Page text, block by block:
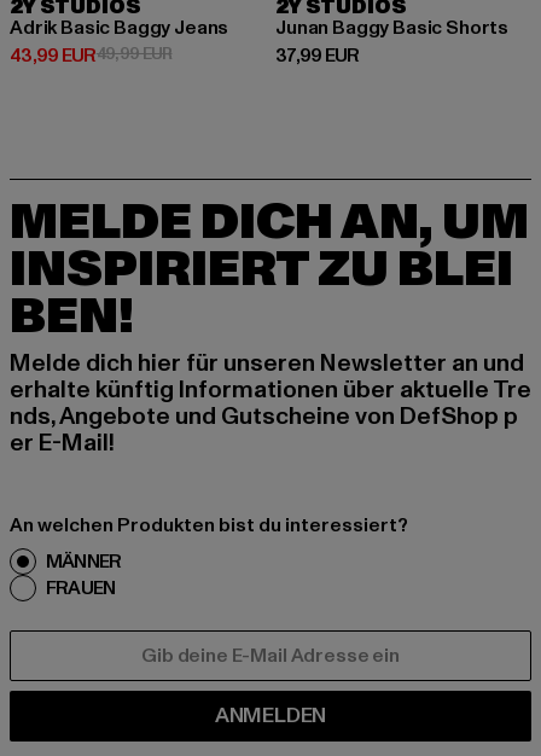
2Y STUDIOS
Adrik Basic Baggy Jeans
43,99 EUR
Derzeitiger Preis: 43,99 EUR
49,99 EURAktionspreis: 49,99 EUR
2Y STUDIOS
Junan Baggy Basic Shorts
37,99 EUR
Derzeitiger Preis: 37,99 EUR
MELDE DICH AN, UM
INSPIRIERT ZU BLEI
BEN!
Melde dich hier für unseren Newsletter an und
erhalte künftig Informationen über aktuelle Tre
nds, Angebote und Gutscheine von DefShop p
er E-Mail!
An welchen Produkten bist du interessiert?
MÄNNER
FRAUEN
ANMELDEN